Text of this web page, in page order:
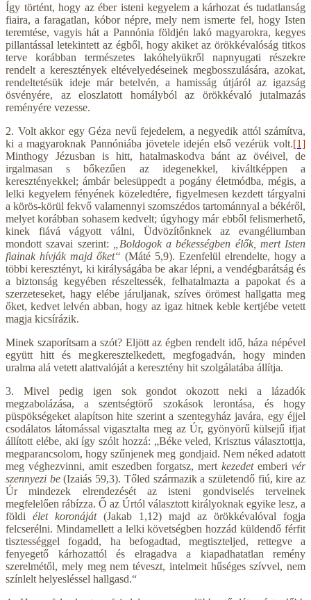
Így történt, hogy az éber isteni kegyelem a kárhozat és tudatlanság
fiaira, a faragatlan, kóbor népre, mely nem ismerte fel, hogy Isten
teremtése, vagyis hát a Pannónia földjén lakó magyarokra, kegyes
pillantással letekintett az égből, hogy akiket az örökkévalóság titkos
terve korábban természetes lakóhelyükről napnyugati részekre
rendelt a keresztények eltévelyedéseinek megbosszulására, azokat,
rendeltetésük ideje már betelvén, a hamisság útjáról az igazság
ösvényére, az eloszlatott homályból az örökkévaló jutalmazás
reményére vezesse.
2. Volt akkor egy Géza nevű fejedelem, a negyedik attól számítva,
ki a magyaroknak Pannóniába jövetele idején első vezérük volt.[1]
Minthogy Jézusban is hitt, hatalmaskodva bánt az övéivel, de
irgalmasan s bőkezűen az idegenekkel, kiváltképpen a
keresztényekkel; ámbár belesüppedt a pogány életmódba, mégis, a
lelki kegyelem fényének közeledtére, figyelmesen kezdett tárgyalni
a körös-körül fekvő valamennyi szomszédos tartománnyal a békéről,
melyet korábban sohasem kedvelt; úgyhogy már ebből felismerhető,
kinek fiává vágyott válni, Üdvözítőnknek az evangéliumban
mondott szavai szerint:
„Boldogok a békességben élők, mert Isten
fiainak hívják majd őket“ (Máté 5,9). Ezenfelül elrendelte, hogy a
többi keresztényt, ki királyságába be akar lépni, a vendégbarátság és
a biztonság kegyében részeltessék, felhatalmazta a papokat és a
szerzeteseket, hagy elébe járuljanak, szíves örömest hallgatta meg
őket, kedvet lelvén abban, hogy az igaz hitnek keble kertjébe vetett
magja kicsírázik.
Minek szaporítsam a szót? Eljött az égben rendelt idő, háza népével
együtt hitt és megkeresztelkedett, megfogadván, hogy minden
uralma alá vetett alattvalóját a keresztény hit szolgálatába állítja.
3. Mivel pedig igen sok gondot okozott neki a lázadók
megzabolázása, a szentségtörő szokások lerontása, és hogy
püspökségeket alapítson hite szerint a szentegyház javára, egy éjjel
csodálatos látomással vigasztalta meg az Úr, gyönyörű külsejű ifjat
állított elébe, aki így szólt hozzá: „Béke veled, Krisztus választottja,
megparancsolom, hogy szűnjenek meg gondjaid. Nem néked adatott
meg véghezvinni, amit eszedben forgatsz, mert kezedetemberi vér
szennyezi be(Izaiás 59,3). Tőled származik a születendő fiú, kire az
Úr mindezek elrendezését az isteni gondviselés terveinek
megfelelően rábízza. Ő az Úrtól választott királyoknak egyike lesz, a
földi élet koronáját(Jakab 1,12) majd az örökkévalóval fogja
felcserélni. Mindamellett a lelki követségben hozzád küldendő férfit
tisztességgel fogadd, ha befogadtad, megtiszteljed, rettegve a
fenyegető kárhozattól és elragadva a kiapadhatatlan remény
szerelmétől, mely meg nem téveszt, intelmeit hűséges szívvel, nem
színlelt helyesléssel hallgasd.“